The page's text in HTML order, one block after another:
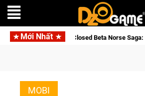
Mới Nhất
Nhập Closed Beta Norse Saga: Cửu Giới Thức
MOBI